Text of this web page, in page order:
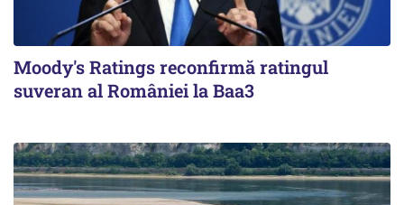
Moody's Ratings reconfirmă ratingul
suveran al României la Baa3